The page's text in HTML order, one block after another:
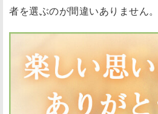
者を選ぶのが間違いありません。